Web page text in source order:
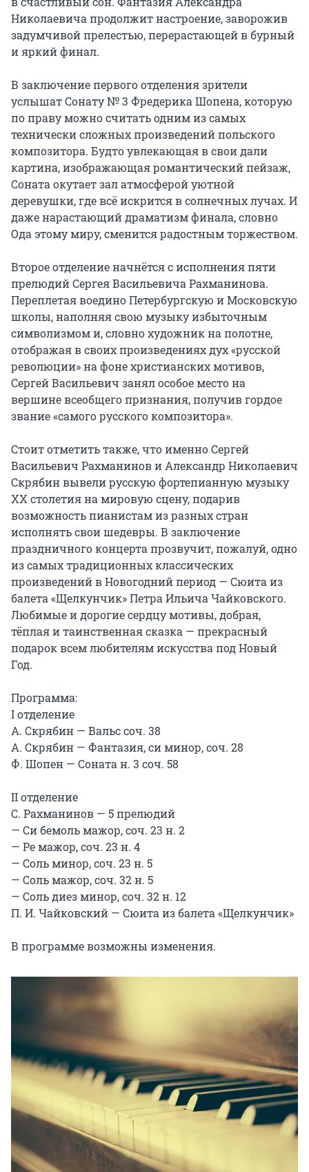
Николаевича продолжит настроение, заворожив
задумчивой прелестью, перерастающей в бурный
и яркий финал.
В заключение первого отделения зрители
услышат Сонату № 3 Фредерика Шопена, которую
по праву можно считать одним из самых
технически сложных произведений польского
композитора. Будто увлекающая в свои дали
картина, изображающая романтический пейзаж,
Соната окутает зал атмосферой уютной
деревушки, где всё искрится в солнечных лучах. И
даже нарастающий драматизм финала, словно
Ода этому миру, сменится радостным торжеством.
Второе отделение начнётся с исполнения пяти
прелюдий Сергея Васильевича Рахманинова.
Переплетая воедино Петербургскую и Московскую
школы, наполняя свою музыку избыточным
символизмом и, словно художник на полотне,
отображая в своих произведениях дух «русской
революции» на фоне христианских мотивов,
Сергей Васильевич занял особое место на
вершине всеобщего признания, получив гордое
звание «самого русского композитора».
Стоит отметить также, что именно Сергей
Васильевич Рахманинов и Александр Николаевич
Скрябин вывели русскую фортепианную музыку
ХХ столетия на мировую сцену, подарив
возможность пианистам из разных стран
исполнять свои шедевры. В заключение
праздничного концерта прозвучит, пожалуй, одно
из самых традиционных классических
произведений в Новогодний период — Сюита из
балета «Щелкунчик» Петра Ильича Чайковского.
Любимые и дорогие сердцу мотивы, добрая,
тёплая и таинственная сказка — прекрасный
подарок всем любителям искусства под Новый
Год.
Программа:
I отделение
А. Скрябин — Вальс соч. 38
А. Скрябин — Фантазия, си минор, соч. 28
Ф. Шопен — Соната н. 3 соч. 58
II отделение
С. Рахманинов — 5 прелюдий
— Си бемоль мажор, соч. 23 н. 2
— Ре мажор, соч. 23 н. 4
— Соль минор, соч. 23 н. 5
— Соль мажор, соч. 32 н. 5
— Соль диез минор, соч. 32 н. 12
П. И. Чайковский — Сюита из балета «Щелкунчик»
В программе возможны изменения.